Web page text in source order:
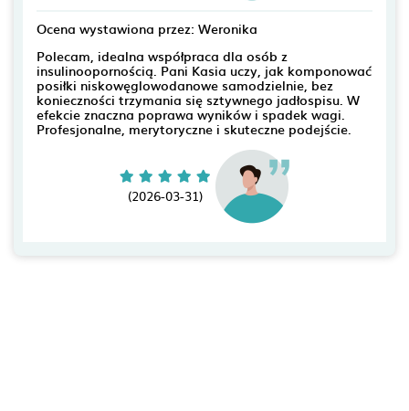
Ocena wystawiona przez: Weronika
Polecam, idealna współpraca dla osób z
insulinoopornością. Pani Kasia uczy, jak komponować
posiłki niskowęglowodanowe samodzielnie, bez
konieczności trzymania się sztywnego jadłospisu. W
efekcie znaczna poprawa wyników i spadek wagi.
Profesjonalne, merytoryczne i skuteczne podejście.
(2026-03-31)